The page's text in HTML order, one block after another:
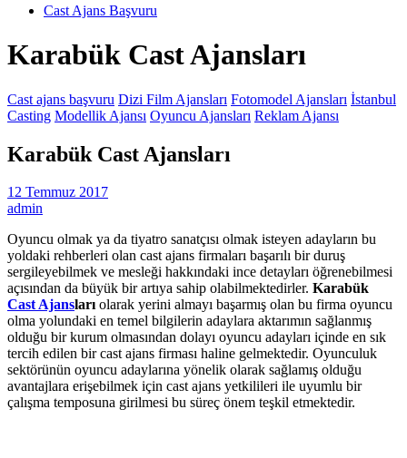
Cast Ajans Başvuru
Karabük Cast Ajansları
Cast ajans başvuru Dizi Film Ajansları Fotomodel Ajansları İstanbul
Casting Modellik Ajansı Oyuncu Ajansları Reklam Ajansı
Karabük Cast Ajansları
12 Temmuz 2017
admin
Oyuncu olmak ya da tiyatro sanatçısı olmak isteyen adayların bu
yoldaki rehberleri olan cast ajans firmaları başarılı bir duruş
sergileyebilmek ve mesleği hakkındaki ince detayları öğrenebilmesi
açısından da büyük bir artıya sahip olabilmektedirler. Karabük
Cast Ajanslarıolarak yerini almayı başarmış olan bu firma oyuncu
olma yolundaki en temel bilgilerin adaylara aktarımın sağlanmış
olduğu bir kurum olmasından dolayı oyuncu adayları içinde en sık
tercih edilen bir cast ajans firması haline gelmektedir. Oyunculuk
sektörünün oyuncu adaylarına yönelik olarak sağlamış olduğu
avantajlara erişebilmek için cast ajans yetkilileri ile uyumlu bir
çalışma temposuna girilmesi bu süreç önem teşkil etmektedir.